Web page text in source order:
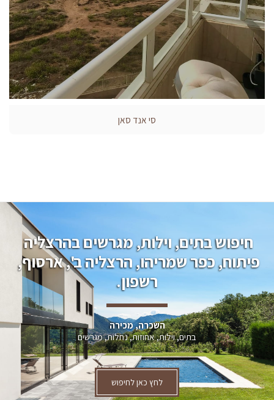
סי אנד סאן
חיפוש בתים, וילות, מגרשים בהרצליה
פיתוח, כפר שמריהו, הרצליה ב', ארסוף,
רשפון.
השכרה, מכירה
בתים, וילות, אחוזות, נחלות, מגרשים
לחץ כאן לחיפוש